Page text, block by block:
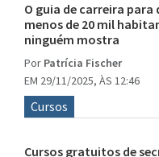
O guia de carreira
menos de 20 mil
ninguém mostra
Por Patrícia Fischer
EM 29/11/2025, ÀS 12:46
Cursos
Cursos gratuitos de